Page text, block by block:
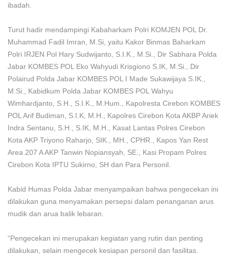
ibadah.
Turut hadir mendampingi Kabaharkam Polri KOMJEN POL Dr.
Muhammad Fadil Imran, M.Si, yaitu Kakor Binmas Baharkam
Polri IRJEN Pol Hary Sudwijanto, S.I.K., M.Si., Dir Sabhara Polda
Jabar KOMBES POL Eko Wahyudi Krisgiono S.IK, M.Si., Dir
Polairud Polda Jabar KOMBES POL I Made Sukawijaya S.IK.,
M.Si., Kabidkum Polda Jabar KOMBES POL Wahyu
Wimhardjanto, S.H., S.I.K., M.Hum., Kapolresta Cirebon KOMBES
POL Arif Budiman, S.I.K, M.H., Kapolres Cirebon Kota AKBP Ariek
Indra Sentanu, S.H., S.IK, M.H., Kasat Lantas Polres Cirebon
Kota AKP Triyono Raharjo, SIK., MH., CPHR., Kapos Yan Rest
Area 207 A AKP Tanwin Nopiansyah, SE., Kasi Propam Polres
Cirebon Kota IPTU Sukirno, SH dan Para Personil.
Kabid Humas Polda Jabar menyampaikan bahwa pengecekan ini
dilakukan guna menyamakan persepsi dalam penanganan arus
mudik dan arua balik lebaran.
“Pengecekan ini merupakan kegiatan yang rutin dan penting
dilakukan, selain mengecek kesiapan personil dan fasilitas.